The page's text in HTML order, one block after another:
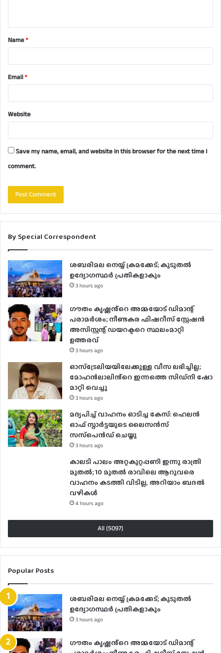
t
*Name*
Email*
Website
Save my name, email, and website in this browser for the next time I
comment.
By Special Correspondent
ശബരിമല നെയ്യ് ക്രമക്കേട്; കൂടുതൽ
ഉദ്യോഗസ്ഥർ പ്രതികളാകും
3 hours ago
ഗൗതം കൃഷ്ണൻ്റെ അമ്മയോട് ഡിമാന്റ്
പരാമർ‌ശം; നീണ്ടകര ഫിഷറീസ് സ്റ്റേഷൻ
അസിസ്റ്റന്റ് ഡയറക്ടറെ സ്ഥലംമാറ്റി
ഉത്തരവ്
3 hours ago
ഓസ്‌ട്രേലിയയിലേക്കുള്ള വീസ ലഭിച്ചില്ല;
മോഹൻലാലിൻ്റെ ഇന്നത്തെ സിഡ്നി ഷോ
മാറ്റി വെച്ചു
3 hours ago
മദ്യപിച്ച് വാഹനം ഓടിച്ച കേസ്: ഹെലന്‍
ഓഫ് സ്പാര്‍ട്ടയുടെ ലൈസന്‍സ്
സസ്‌പെന്‍ഡ് ചെയ്തു
3 hours ago
കാലടി പാലം അറ്റകുറ്റപ്പണി ഇന്നു രാത്രി
മുതല്‍; 10 മുതല്‍ രാവിലെ ആറുവരെ
വാഹനം കടത്തി വിടില്ല, അറിയാം ബദൽ
വഴികൾ
4 hours ago
All (5097)
Popular Posts
ശബരിമല നെയ്യ് ക്രമക്കേട്; കൂടുതൽ
ഉദ്യോഗസ്ഥർ പ്രതികളാകും
3 hours ago
ഗൗതം കൃഷ്ണൻ്റെ അമ്മയോട് ഡിമാന്റ്